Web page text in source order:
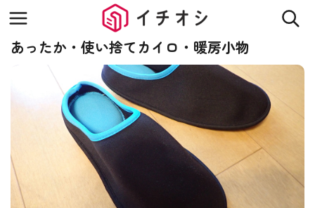
あったか・使い捨てカイロ・暖房小物